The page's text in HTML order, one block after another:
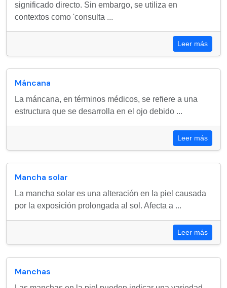
significado directo. Sin embargo, se utiliza en
contextos como 'consulta ...
Leer más
Máncana
La máncana, en términos médicos, se refiere a una
estructura que se desarrolla en el ojo debido ...
Leer más
Mancha solar
La mancha solar es una alteración en la piel causada
por la exposición prolongada al sol. Afecta a ...
Leer más
Manchas